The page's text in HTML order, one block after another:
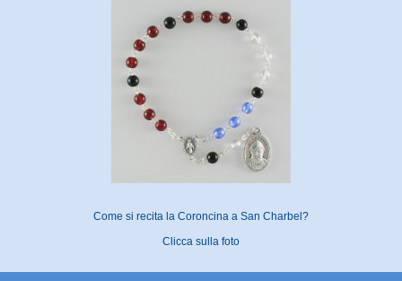
Come si recita la Coroncina a San Charbel?
Clicca sulla foto